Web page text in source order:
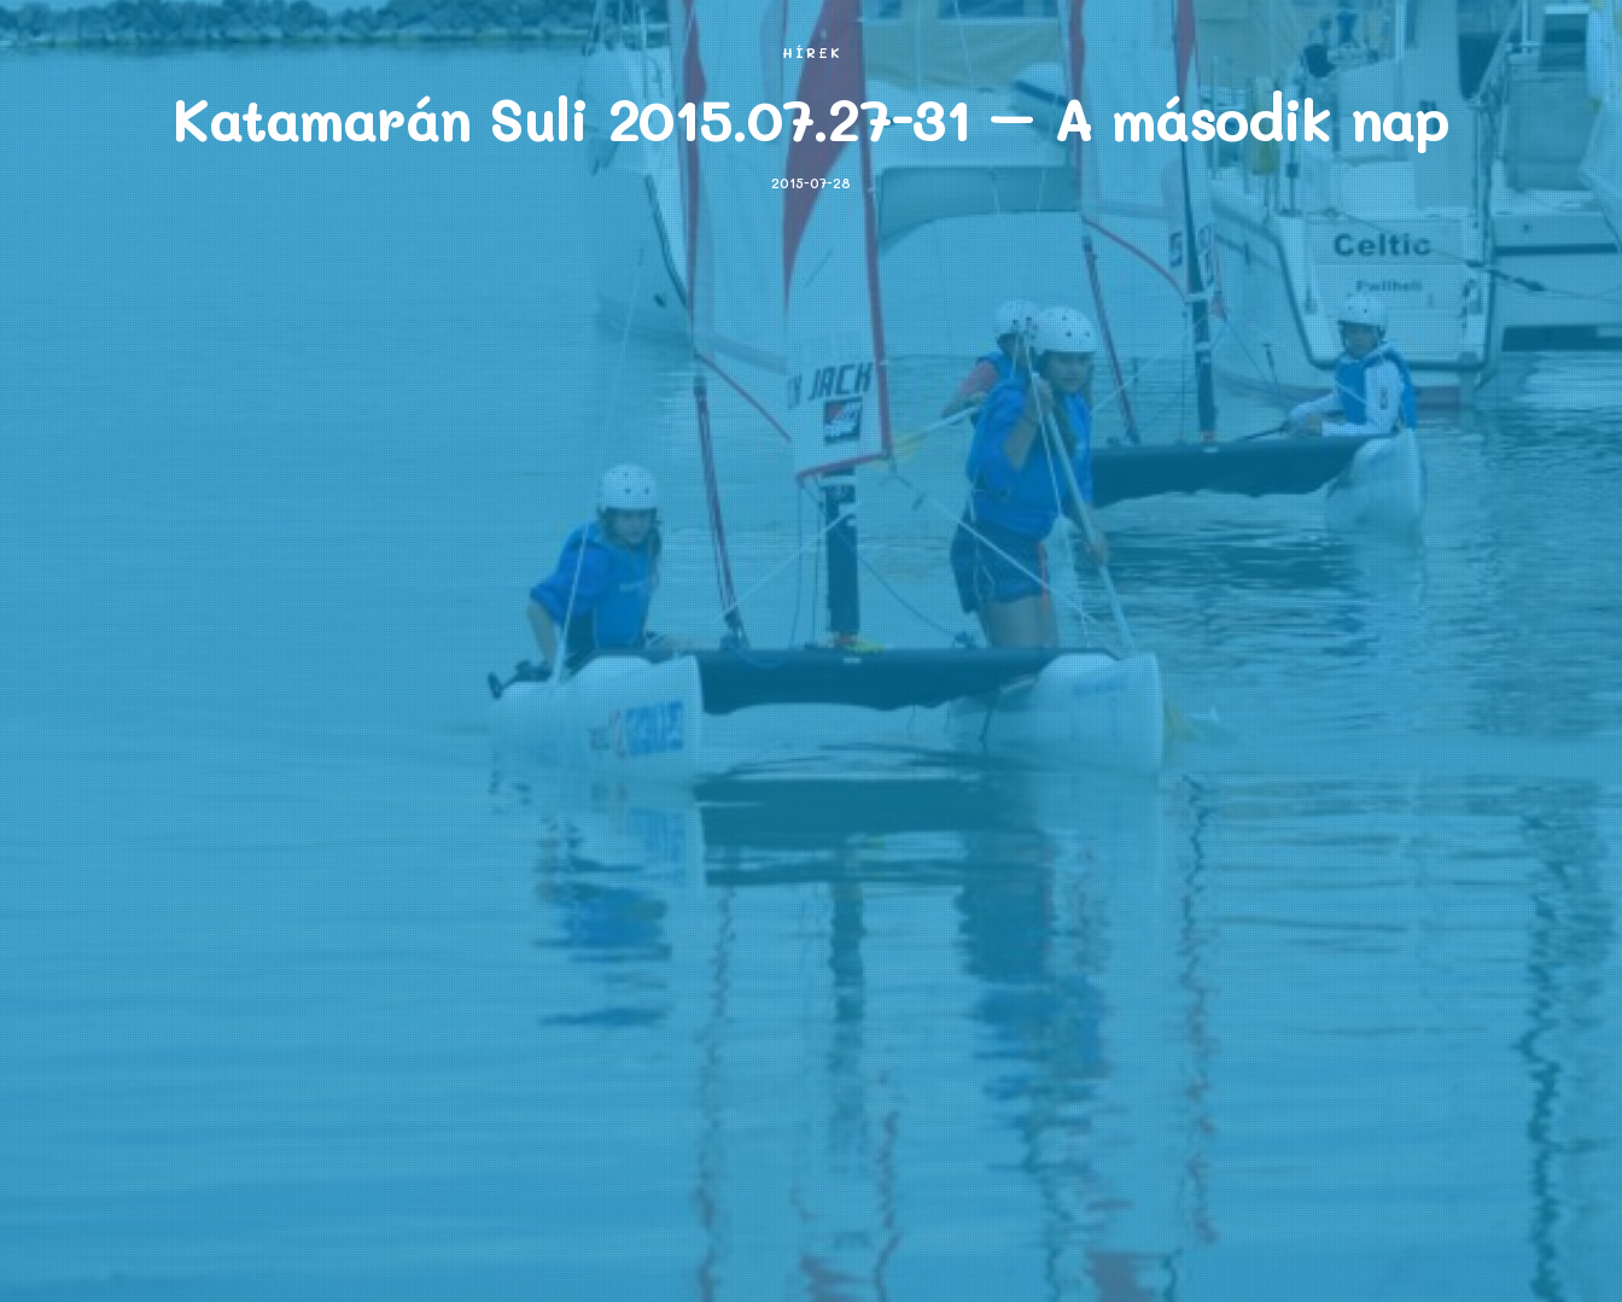
HÍREK
Katamarán Suli 2015.07.27-31 – A második nap
2015-07-28